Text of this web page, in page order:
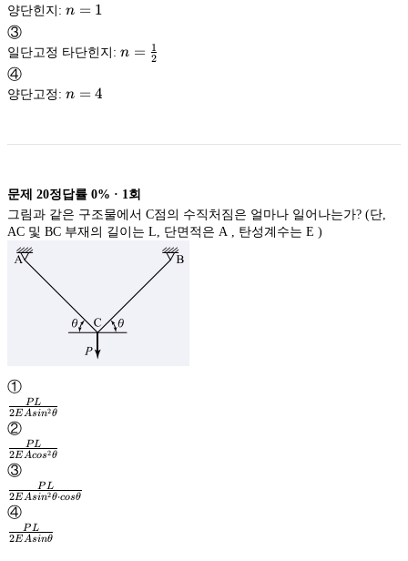
양단힌지: n=1
n = 1
③
일단고정 타단힌지: n=
n = 2
1
④
양단고정: n=4
n = 4
문제 20정답률 0% · 1회
그림과 같은 구조물에서 C점의 수직처짐은 얼마나 일어나는가? (단,
AC 및 BC 부재의 길이는 L, 단면적은 A , 탄성계수는 E )
①
\frac{PL}
{2EAsin^2\theta
}
2EAsin2θ
PL
②
\frac{PL}
{2EAcos^2\theta
}
2EAcos2θ
PL
③
\frac{PL}
{2EAsin^2\theta
\cdot
2EAsin2θ⋅cosθ
PL
④
2EAsinθ
PL